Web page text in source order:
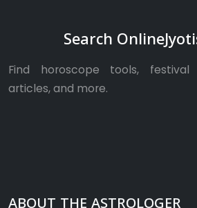
Search
Find horoscope tools, festival
articles, and more.